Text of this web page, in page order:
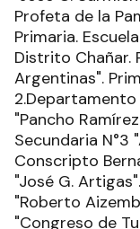
Profeta de la
Primaria.
Distrito Chañar.
Argentinas".
2.Departamento
"Pancho
Secundaria N°3
Conscripto
"José G.
"Roberto
"Congreso de